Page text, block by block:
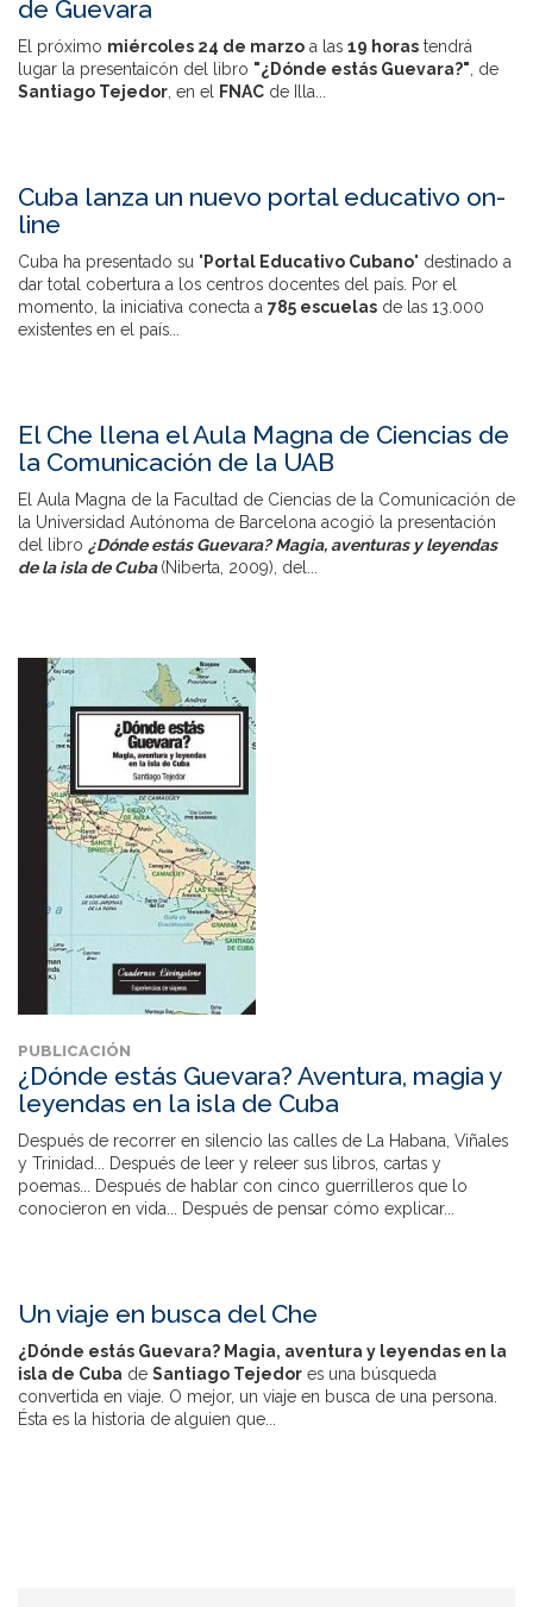
de Guevara
El próximo miércoles 24 de marzo a las 19 horas tendrá
lugar la presentaicón del libro "¿Dónde estás Guevara?" , de
Santiago Tejedor , en el FNAC de Illa...
Cuba lanza un nuevo portal educativo on-
line
Cuba ha presentado su " Portal Educativo Cubano" destinado a
dar total cobertura a los centros docentes del país. Por el
momento, la iniciativa conecta a 785 escuelas de las 13.000
existentes en el país...
El Che llena el Aula Magna de Ciencias de
la Comunicación de la UAB
El Aula Magna de la Facultad de Ciencias de la Comunicación de
la Universidad Autónoma de Barcelona acogió la presentación
del libro ¿Dónde estás Guevara? Magia, aventuras y leyendas
de la isla de Cuba(Niberta, 2009), del...
PUBLICACIÓN
¿Dónde estás Guevara? Aventura, magia y
leyendas en la isla de Cuba
Después de recorrer en silencio las calles de La Habana, Viñales
y Trinidad... Después de leer y releer sus libros, cartas y
poemas... Después de hablar con cinco guerrilleros que lo
conocieron en vida... Después de pensar cómo explicar...
Un viaje en busca del Che
¿Dónde estás Guevara? Magia, aventura y leyendas en la
isla de Cuba de Santiago Tejedor es una búsqueda
convertida en viaje. O mejor, un viaje en busca de una persona.
Ésta es la historia de alguien que...